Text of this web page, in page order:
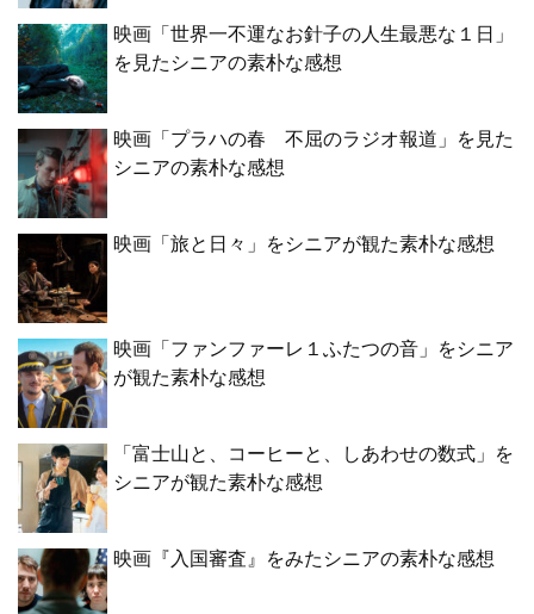
映画「世界一不運なお針子の人生最悪な１日」
を見たシニアの素朴な感想
映画「プラハの春 不屈のラジオ報道」を見た
シニアの素朴な感想
映画「旅と日々」をシニアが観た素朴な感想
映画「ファンファーレ１ふたつの音」をシニア
が観た素朴な感想
「富士山と、コーヒーと、しあわせの数式」を
シニアが観た素朴な感想
映画『入国審査』をみたシニアの素朴な感想